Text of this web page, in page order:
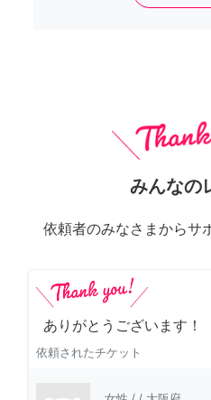
みんなの
依頼者のみなさまからサ
ありがとうございます！
依頼されたチケット